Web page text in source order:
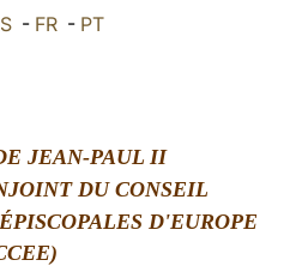
- FR - PT
JEAN-PAUL II
DU CONSEIL
ÉPISCOPALES D'EUROPE